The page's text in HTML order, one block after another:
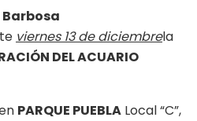
viernes 13 de diciembrela
DEL ACUARIO
PARQUE PUEBLA Local “C”,